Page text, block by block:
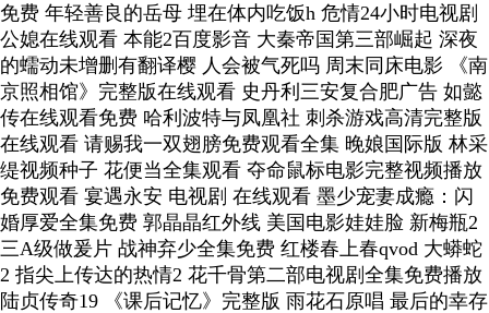
免费 年轻善良的岳母 埋在体内吃饭h 危情24小时电视剧
公媳在线观看 本能2百度影音 大秦帝国第三部崛起 深夜
的蠕动未增删有翻译樱 人会被气死吗 周末同床电影 《南
京照相馆》完整版在线观看 史丹利三安复合肥广告 如懿
传在线观看免费 哈利波特与凤凰社 刺杀游戏高清完整版
在线观看 请赐我一双翅膀免费观看全集 晚娘国际版 林采
缇视频种子 花便当全集观看 夺命鼠标电影完整视频播放
免费观看 宴遇永安 电视剧 在线观看 墨少宠妻成瘾：闪
婚厚爱全集免费 郭晶晶红外线 美国电影娃娃脸 新梅瓶2
三A级做爰片 战神弃少全集免费 红楼春上春qvod 大蟒蛇
2 指尖上传达的热情2 花千骨第二部电视剧全集免费播放
陆贞传奇19 《课后记忆》完整版 雨花石原唱 最后的幸存